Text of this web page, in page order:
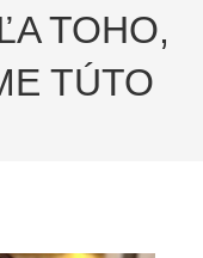
TOHO,
TÚTO